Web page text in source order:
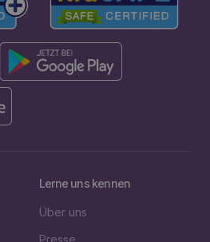
Lerne uns kennen
Über uns